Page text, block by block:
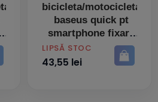
bicicleta/motocicleta
baseus quick pt
smartphone fixare
de bare de diferite
dimensiuni negru
PRET
LIPSĂ STOC
43,55 lei